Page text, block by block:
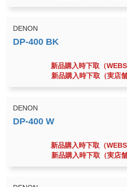
DENON
新品購入時下取（
新品購入時下取（実店舗
DENON
新品購入時下取（
新品購入時下取（実店舗